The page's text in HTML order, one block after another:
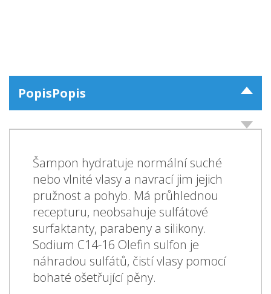
PopisPopis
Šampon hydratuje normální suché
nebo vlnité vlasy a navrací jim jejich
pružnost a pohyb. Má průhlednou
recepturu, neobsahuje sulfátové
surfaktanty, parabeny a silikony.
Sodium C14-16 Olefin sulfon je
náhradou sulfátů, čistí vlasy pomocí
bohaté ošetřující pěny.